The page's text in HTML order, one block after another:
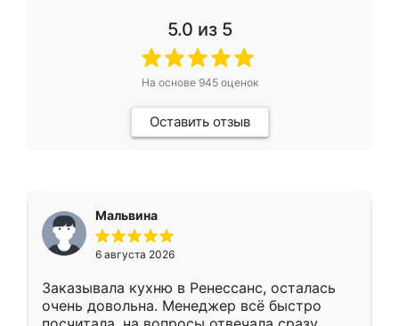
5.0 из 5
На основе 945оценок
Оставить отзыв
Мальвина
6 августа 2026
Заказывала кухню в Ренессанс, осталась
очень довольна. Менеджер всё быстро